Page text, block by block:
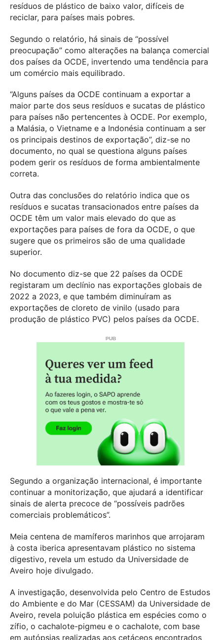
resíduos de plástico de baixo valor, difíceis de
reciclar, para países mais pobres.
Segundo o relatório, há sinais de “possível
preocupação” como alterações na balança comercial
dos países da OCDE, invertendo uma tendência para
um comércio mais equilibrado.
“Alguns países da OCDE continuam a exportar a
maior parte dos seus resíduos e sucatas de plástico
para países não pertencentes à OCDE. Por exemplo,
a Malásia, o Vietname e a Indonésia continuam a ser
os principais destinos de exportação”, diz-se no
documento, no qual se questiona alguns países
podem gerir os resíduos de forma ambientalmente
correta.
Outra das conclusões do relatório indica que os
resíduos e sucatas transacionados entre países da
OCDE têm um valor mais elevado do que as
exportações para países de fora da OCDE, o que
sugere que os primeiros são de uma qualidade
superior.
No documento diz-se que 22 países da OCDE
registaram um declínio nas exportações globais de
2022 a 2023, e que também diminuíram as
exportações de cloreto de vinilo (usado para
produção de plástico PVC) pelos países da OCDE.
Segundo a organização internacional, é importante
continuar a monitorização, que ajudará a identificar
sinais de alerta precoce de “possíveis padrões
comerciais problemáticos”.
Meia centena de mamíferos marinhos que arrojaram
à costa iberica apresentavam plástico no sistema
digestivo, revela um estudo da Universidade de
Aveiro hoje divulgado.
A investigação, desenvolvida pelo Centro de Estudos
do Ambiente e do Mar (CESSAM) da Universidade de
Aveiro, revela poluição plástica em espécies como o
zífio, o cachalote-pigmeu e o cachalote, com base
em autópsias realizadas aos cetáceos encontrados